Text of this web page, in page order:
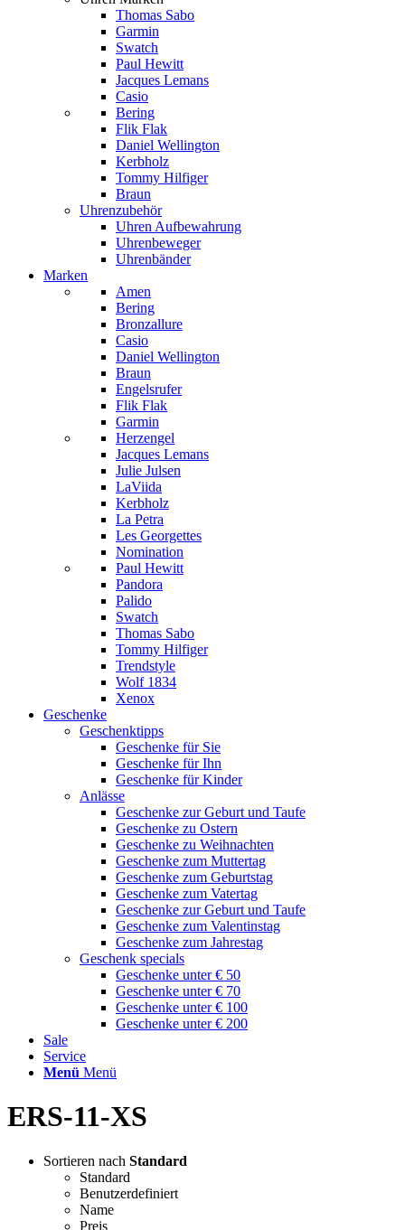
Thomas Sabo
Garmin
Swatch
Paul Hewitt
Jacques Lemans
Casio
Bering
Flik Flak
Daniel Wellington
Kerbholz
Tommy Hilfiger
Braun
Uhrenzubehör
Uhren Aufbewahrung
Uhrenbeweger
Uhrenbänder
Marken
Amen
Bering
Bronzallure
Casio
Daniel Wellington
Braun
Engelsrufer
Flik Flak
Garmin
Herzengel
Jacques Lemans
Julie Julsen
LaViida
Kerbholz
La Petra
Les Georgettes
Nomination
Paul Hewitt
Pandora
Palido
Swatch
Thomas Sabo
Tommy Hilfiger
Trendstyle
Wolf 1834
Xenox
Geschenke
Geschenktipps
Geschenke für Sie
Geschenke für Ihn
Geschenke für Kinder
Anlässe
Geschenke zur Geburt und Taufe
Geschenke zu Ostern
Geschenke zu Weihnachten
Geschenke zum Muttertag
Geschenke zum Geburtstag
Geschenke zum Vatertag
Geschenke zur Geburt und Taufe
Geschenke zum Valentinstag
Geschenke zum Jahrestag
Geschenk specials
Geschenke unter € 50
Geschenke unter € 70
Geschenke unter € 100
Geschenke unter € 200
Sale
Service
Menü Menü
ERS-11-XS
Sortieren nach Standard
Standard
Benutzerdefiniert
Name
Preis